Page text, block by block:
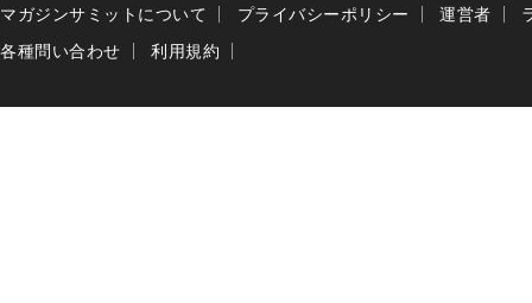
マガジンサミットについて プライバシーポリシー 運営者
各種問い合わせ
利用規約